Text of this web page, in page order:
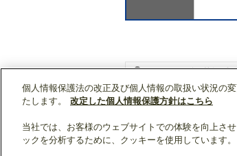
WIN2Kトップ 製品情報
個人情報保護法の改正及び個人情報の取扱い状況の
たします。
改定した個人情報保護方針はこちら
当社では、お客様のウェブサイトでの体験を向上さ
ックを分析するために、クッキーを使用しています。